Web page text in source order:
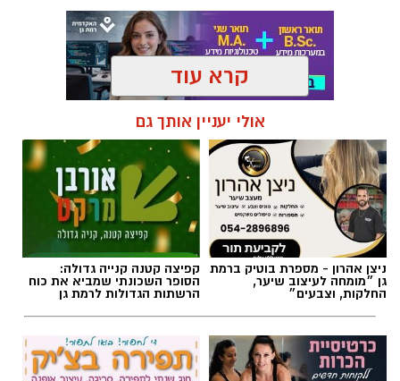
טקסט פוליטי, שירים פוליטיים
חברתית
קרא עוד
אולי יעניין אותך גם
ניצן אהרון - מספרת בוטיק ברמת
גן ״מומחה לעיצוב שיער,
החלקות, וצבעים״
קפיצה קטנה קנייה גדולה:
הסופר השכונתי שמביא את כוח
הרשתות הגדולות לרמת גן